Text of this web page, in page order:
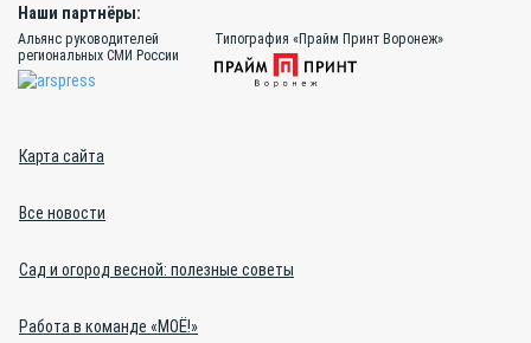
Наши партнёры:
Альянс руководителей
региональных СМИ России
Типография «Прайм Принт Воронеж»
Карта сайта
Все новости
Сад и огород весной: полезные советы
Работа в команде «МОЁ!»